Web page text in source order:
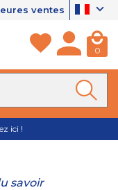
ventes
0
ici !
savoir